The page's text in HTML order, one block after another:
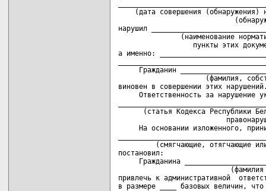
(дата совершения (обнаружения)
нарушил
(наименование
пункты этих
а именно:
Гражданин
(фамилия,
виновен в совершении этих
Ответственность за нарушение
(статья Кодекса Республики
На основании изложенного,
(смягчающие, отягчающие
постановил:
Гражданина
(фамилия
привлечь к административной
в размере ____ базовых величин, что